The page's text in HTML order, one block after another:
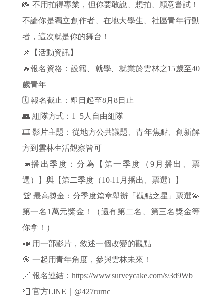
📸 不用拍得專業，但你要敢說、想拍、願意嘗試！
不論你是獨立創作者、在地大學生、社區青年行動
者，這次就是你的舞台！
📌【活動資訊】
🔥報名資格：設籍、就學、就業於雲林之15歲至40
歲青年
🗓️ 報名截止：即日起至8月8日止
👥 組隊方式：1–5人自由組隊
🎞️ 影片主題：從地方公共議題、青年焦點、創新解
方到雲林生活觀察皆可
📣播出季度：分為【第一季度（9月播出、票
選）】與【第二季度（10-11月播出、票選）】
🏆 最高獎金：分季度篇章舉辦「觀點之星」票選💫
第一名1萬元獎金！（還有第二名、第三名獎金等
你拿！）
📣 用一部影片，敘述一個改變的觀點
🎯 一起用青年角度，參與雲林未來！
🔗 報名連結：https://www.surveycake.com/s/3d9Wb
📮 官方LINE｜@427rurnc